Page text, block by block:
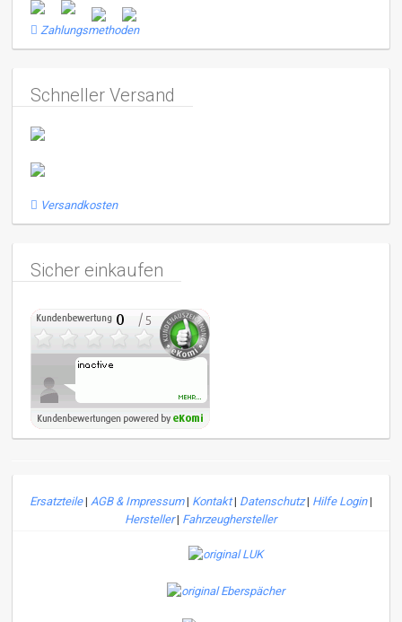
Zahlungsmethoden
Schneller Versand
Versandkosten
Sicher einkaufen
Ersatzteile| AGB & Impressum| Kontakt| Datenschutz| Hilfe Login|
Hersteller| Fahrzeughersteller